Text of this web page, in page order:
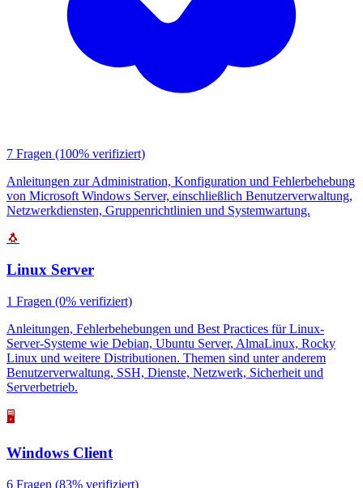
7 Fragen (100% verifiziert)
Anleitungen zur Administration, Konfiguration und Fehlerbehebung
von Microsoft Windows Server, einschließlich Benutzerverwaltung,
Netzwerkdiensten, Gruppenrichtlinien und Systemwartung.
🐧
Linux Server
1 Fragen (0% verifiziert)
Anleitungen, Fehlerbehebungen und Best Practices für Linux-
Server-Systeme wie Debian, Ubuntu Server, AlmaLinux, Rocky
Linux und weitere Distributionen. Themen sind unter anderem
Benutzerverwaltung, SSH, Dienste, Netzwerk, Sicherheit und
Serverbetrieb.
🖥️
Windows Client
6 Fragen (83% verifiziert)